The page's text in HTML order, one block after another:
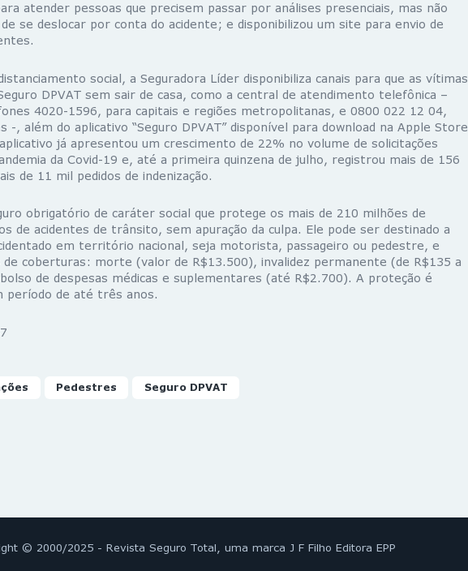
atender pessoas que precisem passar por análises presenciais, mas não
se deslocar por conta do acidente; e disponibilizou um site para envio de
social, a Seguradora Líder disponibiliza canais para que as vítimas
DPVAT sem sair de casa, como a central de atendimento telefônica –
4020-1596, para capitais e regiões metropolitanas, e 0800 022 12 04,
-, além do aplicativo “Seguro DPVAT” disponível para download na Apple Store
já apresentou um crescimento de 22% no volume de solicitações
da Covid-19 e, até a primeira quinzena de julho, registrou mais de 156
de 11 mil pedidos de indenização.
obrigatório de caráter social que protege os mais de 210 milhões de
de acidentes de trânsito, sem apuração da culpa. Ele pode ser destinado a
em território nacional, seja motorista, passageiro ou pedestre, e
coberturas: morte (valor de R$13.500), invalidez permanente (de R$135 a
de despesas médicas e suplementares (até R$2.700). A proteção é
período de até três anos.
Pedestres Seguro DPVAT
© 2000/2025 - Revista Seguro Total, uma marca J F Filho Editora EPP